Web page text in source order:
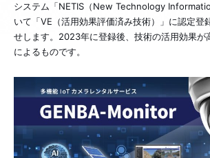
システム「NETIS（New Technology
いて「VE（活用効果評価済み技術）」に認定登
せします。2023年に登録後、技術の活用効果が
によるものです。